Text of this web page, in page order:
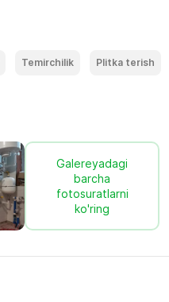
Temirchilik Plitka terish
Galereyadagi
barcha
fotosuratlarni
ko'ring